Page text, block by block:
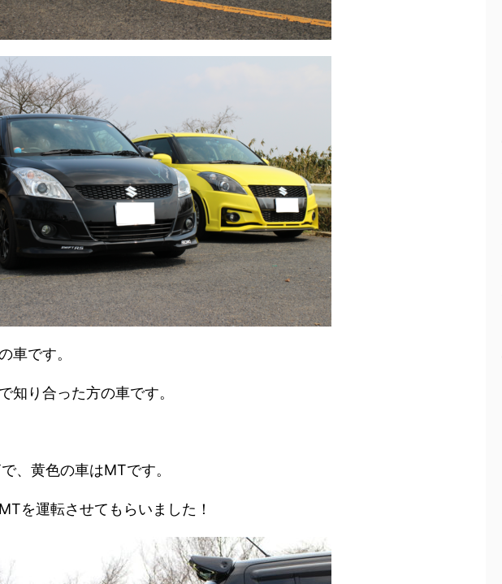
車です。
知り合った方の車です。
、黄色の車はMTです。
を運転させてもらいました！